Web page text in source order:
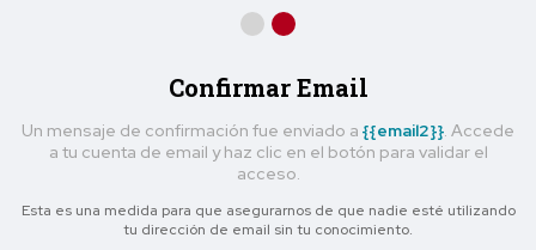
Confirmar Email
Un mensaje de confirmación fue enviado a {{email2}}. Accede
a tu cuenta de email y haz clic en el botón para validar el
acceso.
Esta es una medida para que asegurarnos de que nadie esté utilizando
tu dirección de email sin tu conocimiento.